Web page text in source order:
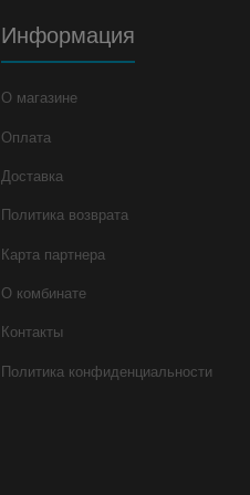
Информация
О магазине
Оплата
Доставка
Политика возврата
Карта партнера
О комбинате
Контакты
Политика конфиденциальности